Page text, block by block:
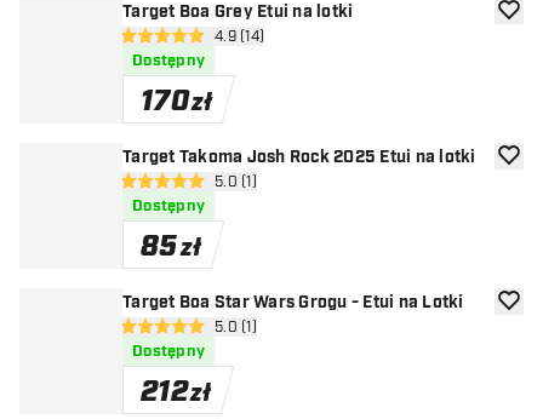
Target Boa Grey Etui na lotki
otwórz panel recenzji
4.9 gwiazdki oceny
4.9 (14)
Dostępny
170zł
Target Takoma Josh Rock 2025 Etui na lotki
otwórz panel recenzji
5 gwiazdki oceny
5.0 (1)
Dostępny
85zł
Target Boa Star Wars Grogu - Etui na Lotki
otwórz panel recenzji
5 gwiazdki oceny
5.0 (1)
Dostępny
212zł